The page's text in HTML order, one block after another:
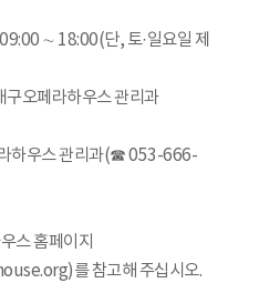
∼ 18:00(단, 토·일요일 제
구오페라하우스 관리과
라하우스 관리과(☎ 053-666-
스 홈페이지
를 참고해 주십시오.